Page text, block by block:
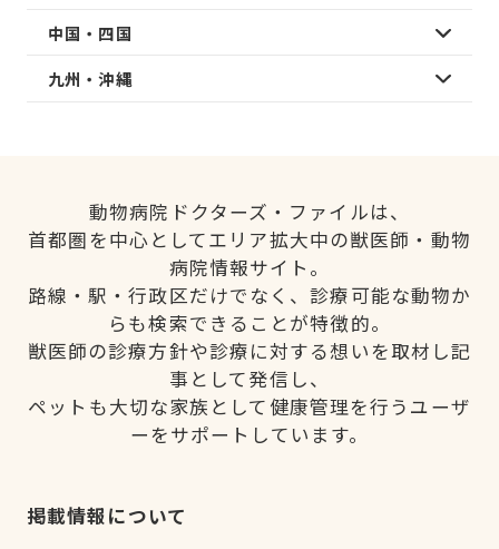
中国・四国
九州・沖縄
動物病院ドクターズ・ファイルは、
首都圏を中心としてエリア拡大中の獣医師・動物
病院情報サイト。
路線・駅・行政区だけでなく、診療可能な動物か
らも検索できることが特徴的。
獣医師の診療方針や診療に対する想いを取材し記
事として発信し、
ペットも大切な家族として健康管理を行うユーザ
ーをサポートしています。
掲載情報について